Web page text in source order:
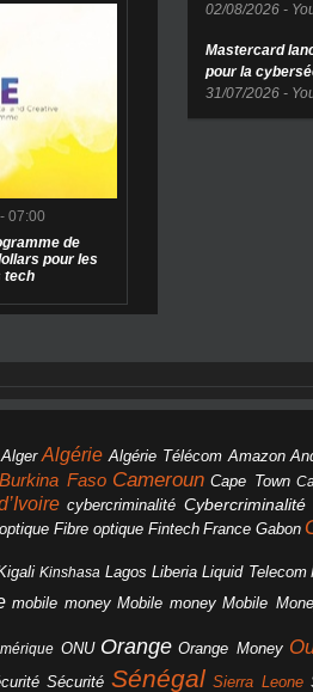
07:00
de
pour les
tech
02/08/2026 -
Mastercard
pour la
31/07/2026 -
Alger Algérie Algérie Télécom Amazon
Burkina Faso Cameroun Cape Town
cybercriminalité Cybercriminalité
Fibre optique Fintech France Gabon
Kinshasa Lagos Liberia Liquid Telecom
mobile money Mobile money Mobile
ONU Orange Orange Money
Sécurité Sénégal Sierra Leone